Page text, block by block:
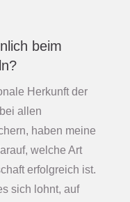
beim
Herkunft der
allen
haben meine
welche Art
erfolgreich ist.
sich lohnt, auf